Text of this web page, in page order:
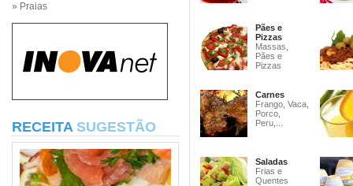
» Praias
RECEITA SUGESTÃO
Pães e
Pizzas
Massas,
Pães e
Pizzas
Carnes
Frango, Vaca,
Porco,
Peru,...
Saladas
Frias e
Quentes